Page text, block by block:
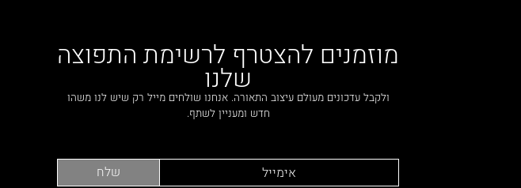
מוזמנים להצטרף לרשימת התפוצה
שלנו
ולקבל עדכונים מעולם עיצוב התאורה. אנחנו שולחים מייל רק שיש לנו משהו
חדש ומעניין לשתף.